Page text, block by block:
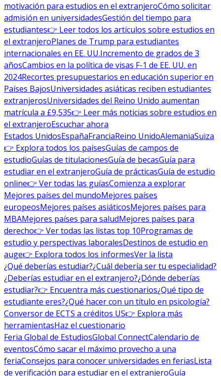
motivación para estudios en el extranjeroCómo solicitar
admisión en universidadesGestión del tiempo para
estudiantes👉 Leer todos los artículos sobre estudios en
el extranjeroPlanes de Trump para estudiantes
internacionales en EE. UU.Incremento de grados de 3
añosCambios en la política de visas F-1 de EE. UU. en
2024Recortes presupuestarios en educación superior en
Países BajosUniversidades asiáticas reciben estudiantes
extranjerosUniversidades del Reino Unido aumentan
matrícula a £9,535👉 Leer más noticias sobre estudios en
el extranjeroEscuchar ahora
Estados UnidosEspañaFranciaReino UnidoAlemaniaSuiza
👉 Explora todos los paísesGuías de campos de
estudioGuías de titulacionesGuía de becasGuía para
estudiar en el extranjeroGuía de prácticasGuía de estudio
online👉 Ver todas las guíasComienza a explorar
Mejores países del mundoMejores países
europeosMejores países asiáticosMejores países para
MBAMejores países para saludMejores países para
derecho👉 Ver todas las listas top 10Programas de
estudio y perspectivas laboralesDestinos de estudio en
auge👉 Explora todos los informesVer la lista
¿Qué deberías estudiar?¿Cuál debería ser tu especialidad?
¿Deberías estudiar en el extranjero?¿Dónde deberías
estudiar?👉 Encuentra más cuestionarios¿Qué tipo de
estudiante eres?¿Qué hacer con un título en psicología?
Conversor de ECTS a créditos US👉 Explora más
herramientasHaz el cuestionario
Feria Global de EstudiosGlobal ConnectCalendario de
eventosCómo sacar el máximo provecho a una
feriaConsejos para conocer universidades en feriasLista
de verificación para estudiar en el extranjeroGuía